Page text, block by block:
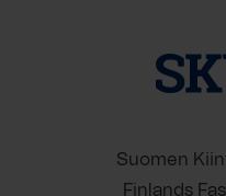
Suomen
Finlands